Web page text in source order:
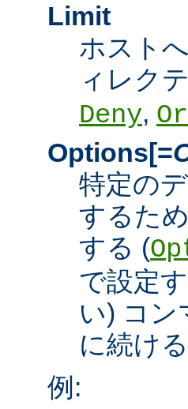
Limit
ホスト
ィレク
Deny,
Options[=
特定の
するた
する (
で設定
い) コン
に続け
例: